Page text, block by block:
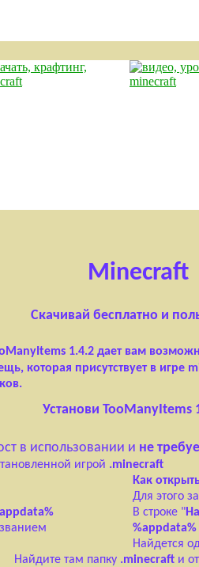
Minecraft
Скачивай бесплатно и
1.4.2 дает вам
которая присутствует в игре
Установи TooManyItems
в использовании и не
игрой .minecraft
Как
Для этого
В строке "
%appdata%
Найдется
Найдите там папку .minecraftи